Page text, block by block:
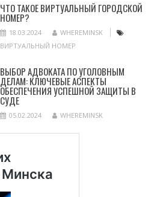
ЧТО ТАКОЕ ВИРТУАЛЬНЫЙ ГОРОДСКОЙ
НОМЕР?
18.03.2024
WHEREMINSK
ВИРТУАЛЬНЫЙ НОМЕР
ВЫБОР АДВОКАТА ПО УГОЛОВНЫМ
ДЕЛАМ: КЛЮЧЕВЫЕ АСПЕКТЫ
ОБЕСПЕЧЕНИЯ УСПЕШНОЙ ЗАЩИТЫ В
СУДЕ
05.02.2024 WHEREMINSK